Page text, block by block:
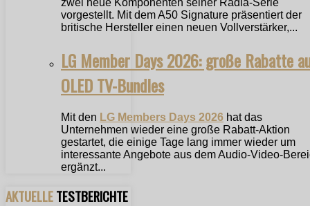
zwei neue Komponenten seiner Radia-Serie
vorgestellt. Mit dem A50 Signature präsentiert der
britische Hersteller einen neuen Vollverstärker,...
LG Member Days 2026: große Rabatte
OLED TV-Bundles
Mit den LG Members Days 2026 hat das
Unternehmen wieder eine große Rabatt-Aktion
gestartet, die einige Tage lang immer wieder um
interessante Angebote aus dem Audio-Video-
ergänzt...
AKTUELLETESTBERICHTE